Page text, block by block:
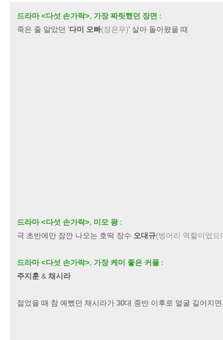
드라마 <다섯 손가락>, 가장 짜릿했던 장면 :
죽은 줄 알았던 '다미 오빠(정은우)' 살아 돌아왔을 때
드라마 <다섯 손가락>, 미모 왕:
극 초반에만 잠깐 나오는 호떡 장수 오대규(벙어리 역할이었으
드라마 <다섯 손가락>, 가장 케미 좋은 커플 :
주지훈 & 채시라
젊었을 때 참 예뻤던 채시라가 30대 중반 이후로 얼굴 길어지